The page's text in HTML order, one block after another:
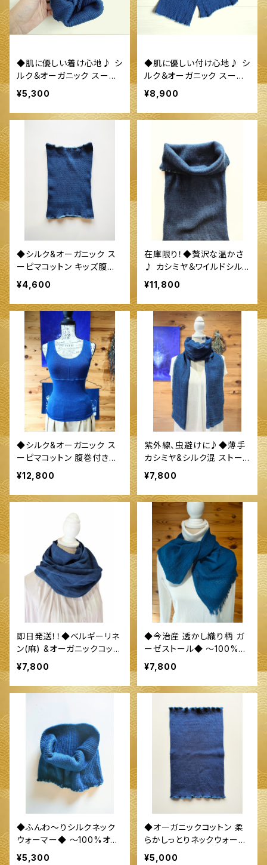
◆肌に優しい着け心地♪ シ
ルク＆オーガニック スーピ
マコットン腹巻◆ ～100%
オーガニックすくも使用 醗
酵建て伊勢藍染～
¥5,300
◆肌に優しい付け心地♪ シ
ルク＆オーガニック スーピ
マコットン腹巻（ロングタイ
プ）◆ ～100%オーガニック
すくも使用 醗酵建て伊勢藍
¥8,900
◆シルク&オーガニック ス
ーピマコットン キッズ腹巻
◆ ～100%オーガニックす
くも使用 醗酵建て伊勢藍染
～
¥4,600
在庫限り！◆贅沢な温かさ
♪ カシミヤ＆ワイルドシル
クが入ったロング腹巻◆ ～
100%オーガニックすくも使
用 醗酵建て伊勢藍染～
¥11,800
◆シルク&オーガニック ス
ーピマコットン 腹巻付きイ
ンナー ２種◆ ～100%オー
ガニックすくも使用 醗酵建
て伊勢藍染～
¥12,800
紫外線、虫避けに♪◆薄手
カシミヤ&シルク混 ストー
ル◆ ～100%オーガニック
すくも使用 醗酵建て伊勢藍
染～
¥7,800
即日発送！！◆ベルギーリネ
ン(麻) &オーガニックコット
ン ストール◆ ～100%オー
ガニックすくも使用 醗酵建
て伊勢藍染～
¥7,800
◆今治産 透かし織り柄 ガ
ーゼストール◆ ～100%オ
ーガニックすくも使用 醗酵
建て伊勢藍染～
¥7,800
◆ふんわ～りシルクネック
ウォーマー◆ ～100%オー
ガニックすくも使用 醗酵建
¥5,300
◆オーガニックコットン 柔
らかしっとりネックウォーマ
ー◆ ～100%オーガニック
¥5,000